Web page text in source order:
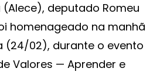
deputado Romeu
homenageado na manhã
02), durante o evento
Valores — Aprender e